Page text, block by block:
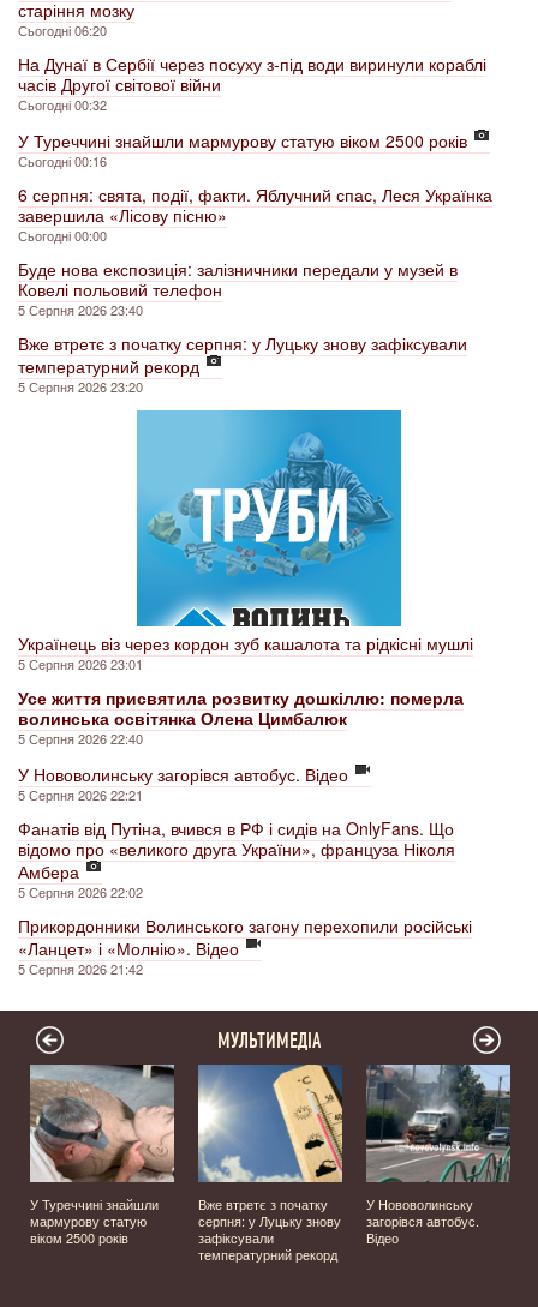
старіння мозку
Сьогодні 06:20
На Дунаї в Сербії через посуху з-під води виринули кораблі
часів Другої світової війни
Сьогодні 00:32
У Туреччині знайшли мармурову статую віком 2500 років
Сьогодні 00:16
6 серпня: свята, події, факти. Яблучний спас, Леся Українка
завершила «Лісову пісню»
Сьогодні 00:00
Буде нова експозиція: залізничники передали у музей в
Ковелі польовий телефон
5 Серпня 2026 23:40
Вже втретє з початку серпня: у Луцьку знову зафіксували
температурний рекорд
5 Серпня 2026 23:20
Українець віз через кордон зуб кашалота та рідкісні мушлі
5 Серпня 2026 23:01
Усе життя присвятила розвитку дошкіллю: померла
волинська освітянка Олена Цимбалюк
5 Серпня 2026 22:40
У Нововолинську загорівся автобус. Відео
5 Серпня 2026 22:21
Фанатів від Путіна, вчився в РФ і сидів на OnlyFans. Що
відомо про «великого друга України», француза Ніколя
Амбера
5 Серпня 2026 22:02
Прикордонники Волинського загону перехопили російські
«Ланцет» і «Молнію». Відео
5 Серпня 2026 21:42
МУЛЬТИМЕДІА
У Туреччині знайшли
мармурову статую
віком 2500 років
Вже втретє з початку
серпня: у Луцьку знову
зафіксували
температурний рекорд
У Нововолинську
загорівся автобус.
Відео